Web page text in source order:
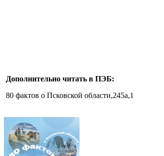
Дополнительно читать в ПЭБ:
80 фактов о Псковской области,245a,1